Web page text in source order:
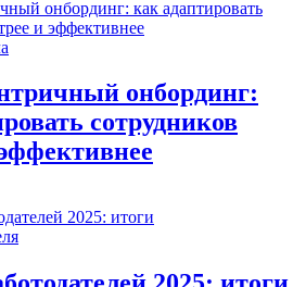
онбординг:
сотрудников